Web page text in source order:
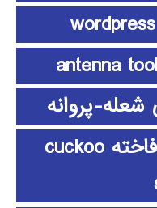
شعله-پروانه
الگوریتم جستجوی فاخته cuckoo